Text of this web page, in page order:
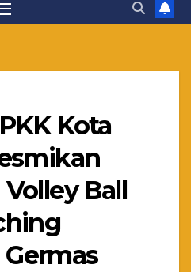
Kota
Ball